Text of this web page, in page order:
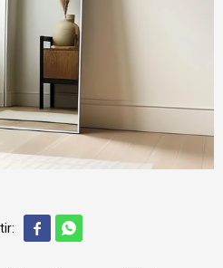
 